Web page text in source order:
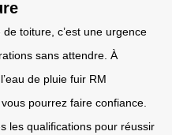
toiture, c’est une urgence
sans attendre. À
de pluie fuir RM
pourrez faire confiance.
les qualifications pour réussir